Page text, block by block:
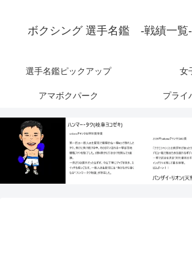
ボクシング 選手名鑑 -戦績一覧
選手名鑑ピックアップ 女
アマボクパーク プライ